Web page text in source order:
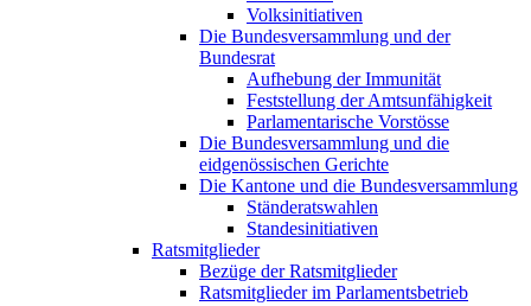
Volksinitiativen
Die Bundesversammlung und der
Bundesrat
Aufhebung der Immunität
Feststellung der Amtsunfähigkeit
Parlamentarische Vorstösse
Die Bundesversammlung und die
eidgenössischen Gerichte
Die Kantone und die Bundesversammlung
Ständeratswahlen
Standesinitiativen
Ratsmitglieder
Bezüge der Ratsmitglieder
Ratsmitglieder im Parlamentsbetrieb